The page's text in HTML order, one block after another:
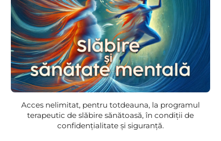
Acces nelimitat, pentru totdeauna, la programul
terapeutic de slăbire sănătoasă, în condiții de
confidențialitate și siguranță.